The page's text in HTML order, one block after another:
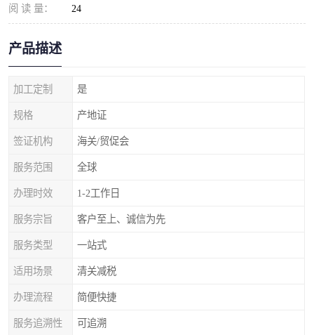
阅 读 量： 24
产品描述
加工定制 是
规格 产地证
签证机构 海关/贸促会
服务范围 全球
办理时效 1-2工作日
服务宗旨 客户至上、诚信为先
服务类型 一站式
适用场景 清关减税
办理流程 简便快捷
服务追溯性 可追溯